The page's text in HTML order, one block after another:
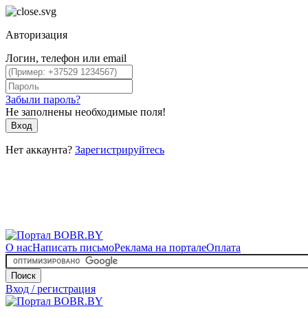
Авторизация
Логин, телефон или email
Забыли пароль?
Не заполнены необходимые поля!
Вход
Нет аккаунта? Зарегистрируйтесь
О насНаписать письмоРеклама на порталеОплата
Поиск
Вход / регистрация